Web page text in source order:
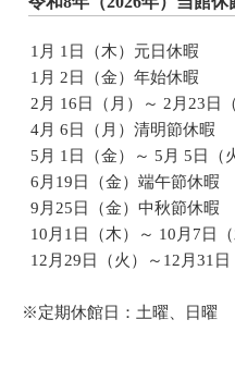
1月 1日（木）元日休暇
1月 2日（金）年始休暇
2月 16日（月）～ 2月23日
4月 6日（月）清明節休暇
5月 1日（金）～ 5月 5日（
6月19日（金）端午節休暇
9月25日（金）中秋節休暇
10月1日（木）～ 10月7日
12月29日（火）～12月31
※定期休館日：土曜、日曜